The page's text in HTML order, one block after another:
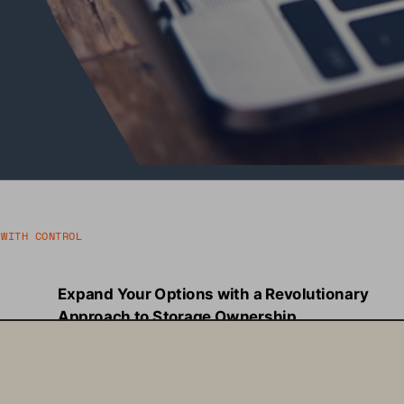
Expand Your Options with a Revolutionary
Approach to Storage Ownership
CONTROL